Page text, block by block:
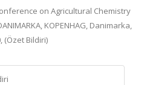
on Agricultural Chemistry
KOPENHAG, Danimarka,
(Özet Bildiri)